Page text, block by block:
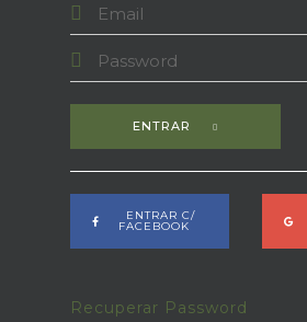
ENTRAR
ENTRAR C/
FACEBOOK
Recuperar Password